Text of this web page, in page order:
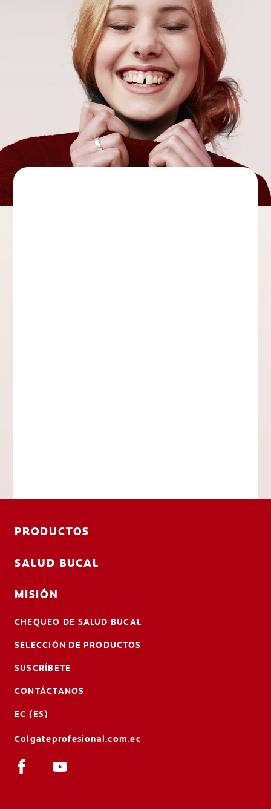
PRODUCTOS
SALUD BUCAL
MISIÓN
CHEQUEO DE SALUD BUCAL
SELECCIÓN DE PRODUCTOS
SUSCRÍBETE
CONTÁCTANOS
EC (ES)
Colgateprofesional.com.ec